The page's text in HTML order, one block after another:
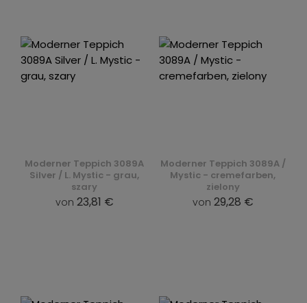
Moderner Teppich 3089A
Silver / L. Mystic - grau,
szary
von 23,81 €
Moderner Teppich 3089A /
Mystic - cremefarben,
zielony
von 29,28 €